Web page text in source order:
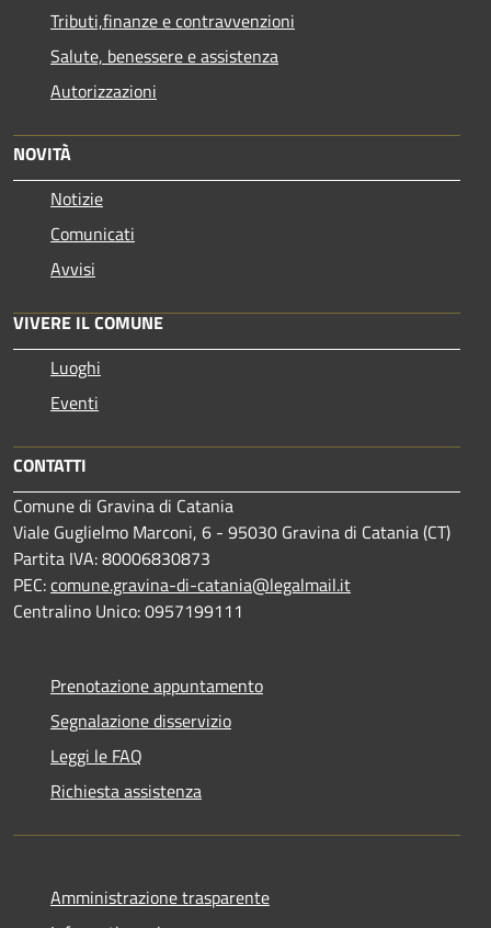
Tributi,finanze e contravvenzioni
Salute, benessere e assistenza
Autorizzazioni
NOVITÀ
Notizie
Comunicati
Avvisi
VIVERE IL COMUNE
Luoghi
Eventi
CONTATTI
Comune di Gravina di Catania
Viale Guglielmo Marconi, 6 - 95030 Gravina di Catania (CT)
Partita IVA: 80006830873
PEC:comune.gravina-di-catania@legalmail.it
Centralino Unico: 0957199111
Prenotazione appuntamento
Segnalazione disservizio
Leggi le FAQ
Richiesta assistenza
Amministrazione trasparente